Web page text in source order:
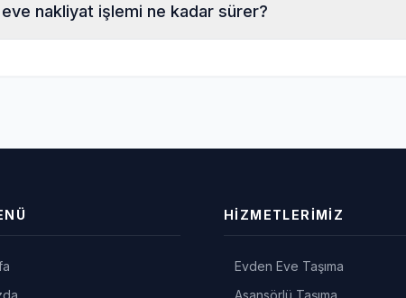
nakliyat işlemi ne kadar sürer?
HIZMETLERIMIZ
Evden Eve Taşıma
Asansörlü Taşıma